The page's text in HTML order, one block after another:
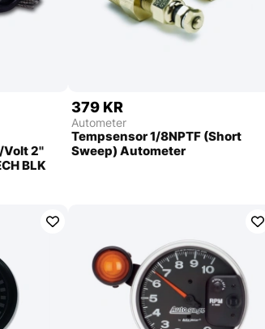
2''
BLK
379 KR
Autometer
Tempsensor 1/8NPTF (Short
Sweep) Autometer